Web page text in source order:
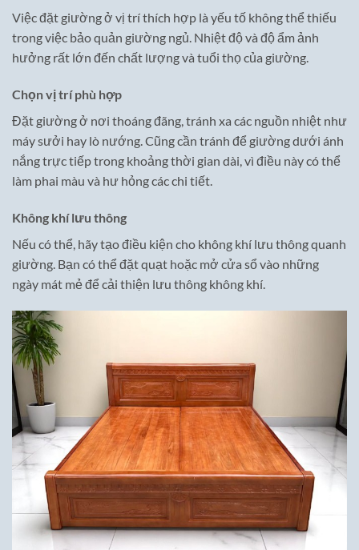
Việc đặt giường ở vị trí thích hợp là yếu tố không thể thiếu
trong việc bảo quản giường ngủ. Nhiệt độ và độ ẩm ảnh
hưởng rất lớn đến chất lượng và tuổi thọ của giường.
Chọn vị trí phù hợp
Đặt giường ở nơi thoáng đãng, tránh xa các nguồn nhiệt như
máy sưởi hay lò nướng. Cũng cần tránh để giường dưới ánh
nắng trực tiếp trong khoảng thời gian dài, vì điều này có thể
làm phai màu và hư hỏng các chi tiết.
Không khí lưu thông
Nếu có thể, hãy tạo điều kiện cho không khí lưu thông quanh
giường. Bạn có thể đặt quạt hoặc mở cửa sổ vào những
ngày mát mẻ để cải thiện lưu thông không khí.